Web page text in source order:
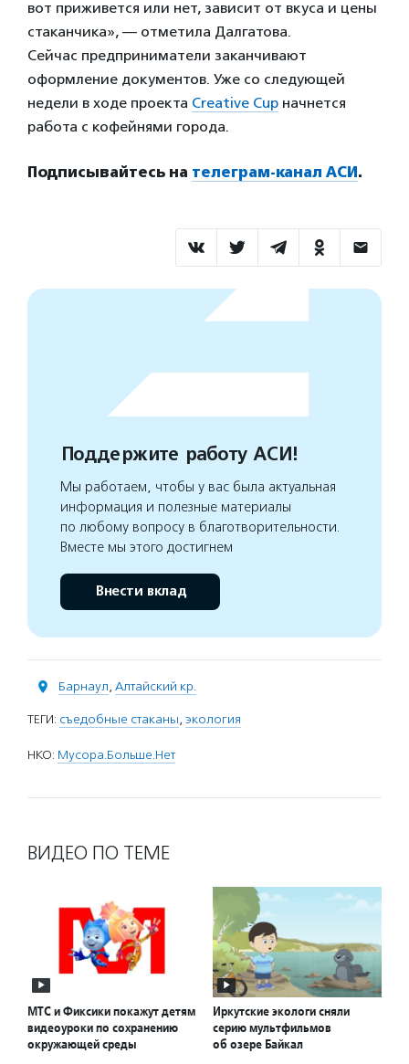
вот приживется или нет, зависит от вкуса и цены
стаканчика», — отметила Далгатова.
Сейчас предприниматели заканчивают
оформление документов. Уже со следующей
недели в ходе проекта Creative Cup начнется
работа с кофейнями города.
Подписывайтесь на телеграм-канал АСИ .
Поддержите работу АСИ!
Мы работаем, чтобы у вас была актуальная
информация и полезные материалы
по любому вопросу в благотворительности.
Вместе мы этого достигнем
Внести вклад
Барнаул, Алтайский кр.
ТЕГИ: съедобные стаканы, экология
НКО: Мусора.Больше.Нет
ВИДЕО ПО ТЕМЕ
МТС и Фиксики покажут детям
видеоуроки по сохранению
окружающей среды
Иркутские экологи сняли
серию мультфильмов
об озере Байкал